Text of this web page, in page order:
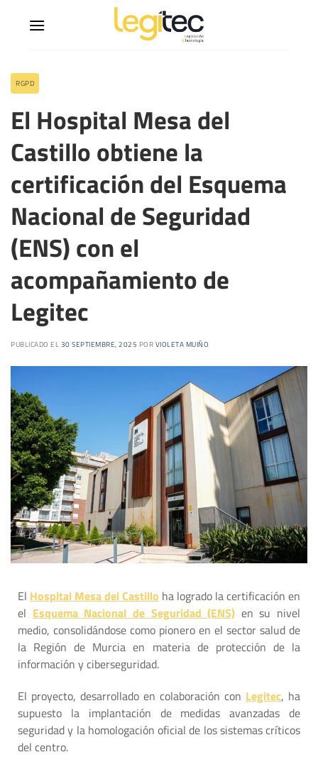
RGPD
El Hospital Mesa del
Castillo obtiene la
certificación del Esquema
Nacional de Seguridad
(ENS) con el
acompañamiento de
Legitec
PUBLICADO EL 30 SEPTIEMBRE, 2025 POR VIOLETA MUIÑO
El Hospital Mesa del Castillo ha logrado la certificación en
el Esquema Nacional de Seguridad (ENS) en su nivel
medio, consolidándose como pionero en el sector salud de
la Región de Murcia en materia de protección de la
información y ciberseguridad.
El proyecto, desarrollado en colaboración con Legitec, ha
supuesto la implantación de medidas avanzadas de
seguridad y la homologación oficial de los sistemas críticos
del centro.